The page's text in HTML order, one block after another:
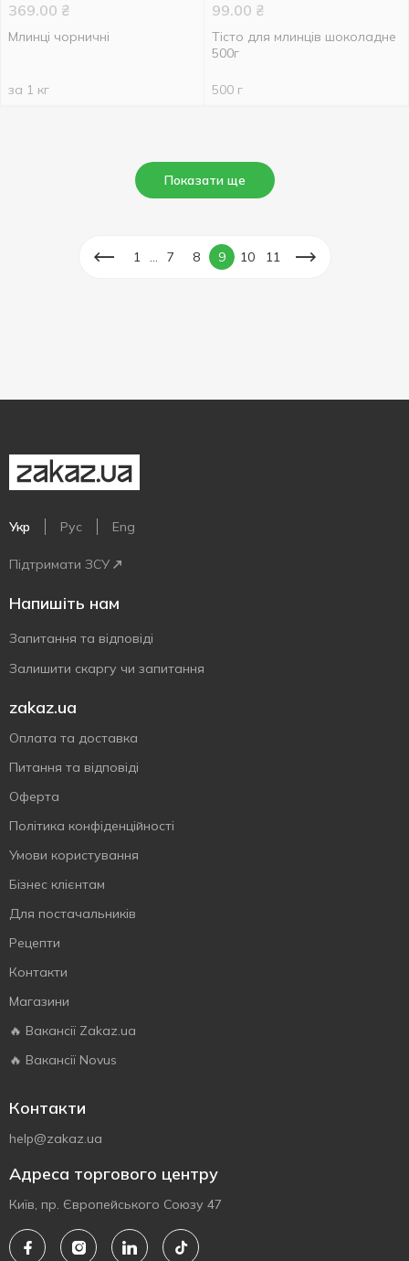
369.00 ₴
Млинці чорничні
за 1 кг
99.00 ₴
Тісто для млинців шоколадне
500г
500 г
Показати ще
1 7 8 9 10 11
Укр Рус Eng
Підтримати ЗСУ
Напишіть нам
Запитання та відповіді
Залишити скаргу чи запитання
zakaz.ua
Оплата та доставка
Питання та відповіді
Оферта
Політика конфіденційності
Умови користування
Бізнес клієнтам
Для постачальників
Рецепти
Контакти
Магазини
🔥 Вакансії Zakaz.ua
🔥 Вакансії Novus
Контакти
help@zakaz.ua
Адреса торгового центру
Київ, пр. Європейського Союзу 47